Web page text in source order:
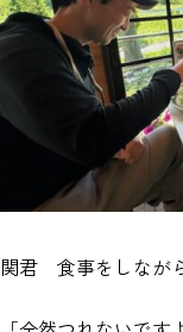
関君 食事をしなが